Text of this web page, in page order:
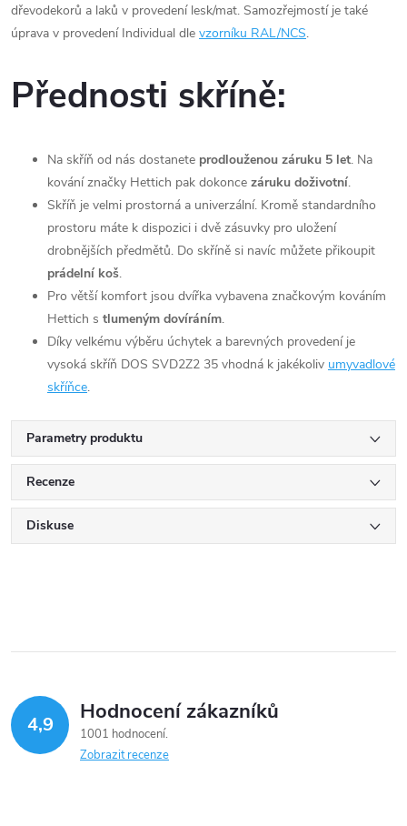
dřevodekorů a laků v provedení lesk/mat. Samozřejmostí je také
úprava v provedení Individual dle vzorníku RAL/NCS.
Přednosti skříně:
Na skříň od nás dostanete prodlouženou záruku 5 let. Na
kování značky Hettich pak dokonce záruku doživotní.
Skříň je velmi prostorná a univerzální. Kromě standardního
prostoru máte k dispozici i dvě zásuvky pro uložení
drobnějších předmětů. Do skříně si navíc můžete přikoupit
prádelní koš.
Pro větší komfort jsou dvířka vybavena značkovým kováním
Hettich s tlumeným dovíráním.
Díky velkému výběru úchytek a barevných provedení je
vysoká skříň DOS SVD2Z2 35 vhodná k jakékoliv umyvadlové
skříňce.
Parametry produktu
Recenze
Diskuse
4,9 Hodnocení zákazníků
1001 hodnocení
Zobrazit recenze